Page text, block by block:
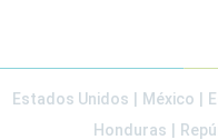
Estados Unidos México
Honduras